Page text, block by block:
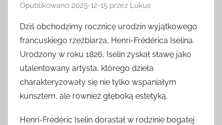
Opublikowano 2025-12-15 przez Lukus
Dziś obchodzimy rocznicę urodzin wyjątkowego
francuskiego rzeźbiarza, Henri-Frédérica Iselina.
Urodzony w roku 1826, Iselin zyskał sławę jako
utalentowany artysta, którego dzieła
charakteryzowały się nie tylko wspaniałym
kunsztem, ale również głęboką estetyką.
Henri-Frédéric Iselin dorastał w rodzinie bogatej